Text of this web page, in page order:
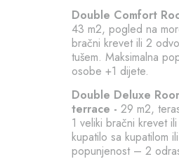
Double Comfort
43 m2, pogled na
bračni krevet ili 2
tušem. Maksimalna
osobe +1 dijete.
Double Deluxe
terrace - 29 m2,
1 veliki bračni krevet
kupatilo sa kupatilom
popunjenost – 2